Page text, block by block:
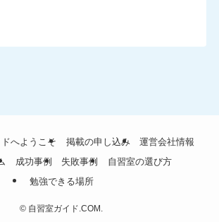
へようこそ 掲載の申し込み
運営会社情報
成功事例 失敗事例
自習室の選び方
勉強できる場所
© 自習室ガイド.COM.